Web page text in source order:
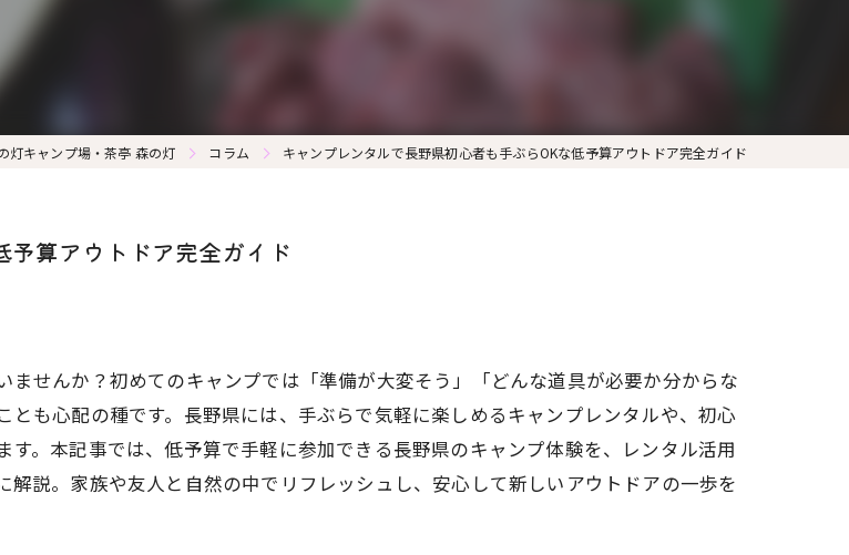
灯キャンプ場・茶亭 森の灯 コラム キャンプレンタルで長野県初心者も手ぶらOKな低予算アウトドア完全ガイド
算アウトドア完全ガイド
せんか？初めてのキャンプでは「準備が大変そう」「どんな道具が必要か分からな
も心配の種です。長野県には、手ぶらで気軽に楽しめるキャンプレンタルや、初心
。本記事では、低予算で手軽に参加できる長野県のキャンプ体験を、レンタル活用
説。家族や友人と自然の中でリフレッシュし、安心して新しいアウトドアの一歩を